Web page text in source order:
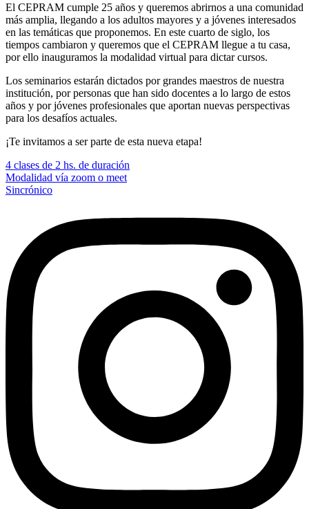
El CEPRAM cumple 25 años y queremos abrirnos a una comunidad
más amplia, llegando a los adultos mayores y a jóvenes interesados
en las temáticas que proponemos. En este cuarto de siglo, los
tiempos cambiaron y queremos que el CEPRAM llegue a tu casa,
por ello inauguramos la modalidad virtual para dictar cursos.
Los seminarios estarán dictados por grandes maestros de nuestra
institución, por personas que han sido docentes a lo largo de estos
años y por jóvenes profesionales que aportan nuevas perspectivas
para los desafíos actuales.
¡Te invitamos a ser parte de esta nueva etapa!
4 clases de 2 hs. de duración
Modalidad vía zoom o meet
Sincrónico